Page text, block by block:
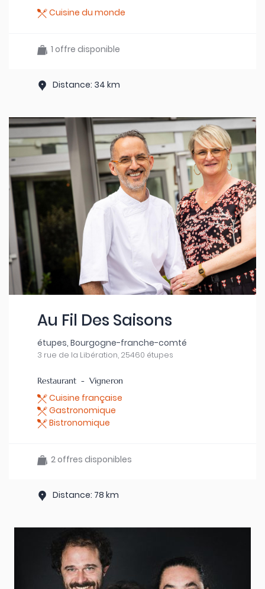
Cuisine du monde
1 offre disponible
Distance: 34 km
Au Fil Des Saisons
étupes, Bourgogne-franche-comté
3 rue de la Libération, 25460 étupes
Restaurant - Vigneron
Cuisine française
Gastronomique
Bistronomique
2 offres disponibles
Distance: 78 km